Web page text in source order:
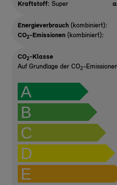
Kraftstoff: Super
Energieverbrauch (kombiniert):
CO2-Emissionen (kombiniert):
CO2-Klasse
Auf Grundlage der CO2-
A
B
C
D
E